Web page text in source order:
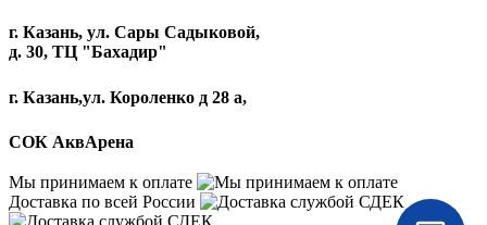
г. Казань, ул. Сары Садыковой,
д. 30, ТЦ "Бахадир"
г. Казань,ул. Короленко д 28 а,
СОК АквАрена
Мы принимаем к оплате
Доставка по всей России